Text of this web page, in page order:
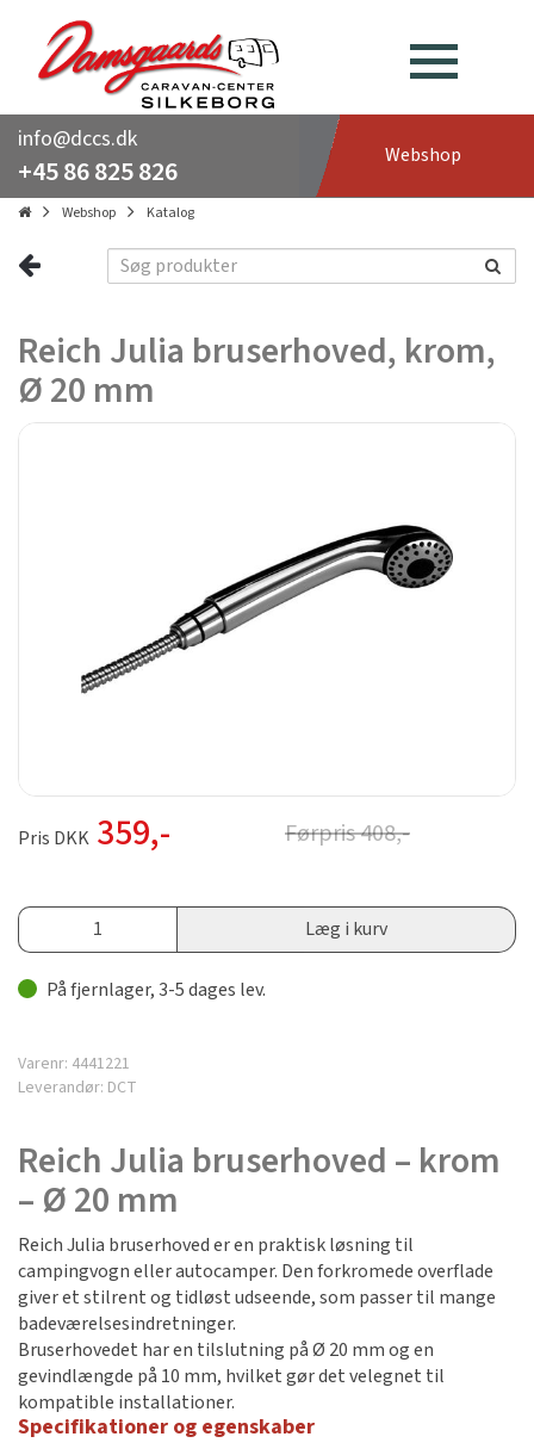
info@dccs.dk
+45 86 825 826 Webshop
Webshop Katalog
Reich Julia bruserhoved, krom,
Ø 20 mm
Pris DKK 359,- Førpris408,-
Læg i kurv
På fjernlager, 3-5 dages lev.
Varenr: 4441221
Leverandør: DCT
Reich Julia bruserhoved – krom
– Ø 20 mm
Reich Julia bruserhoved er en praktisk løsning til
campingvogn eller autocamper. Den forkromede overflade
giver et stilrent og tidløst udseende, som passer til mange
badeværelsesindretninger.
Bruserhovedet har en tilslutning på Ø 20 mm og en
gevindlængde på 10 mm, hvilket gør det velegnet til
kompatible installationer.
Specifikationer og egenskaber